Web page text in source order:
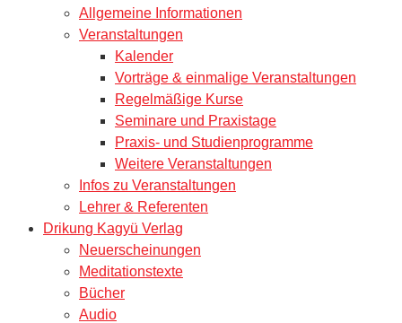
Allgemeine Informationen
Veranstaltungen
Kalender
Vorträge & einmalige Veranstaltungen
Regelmäßige Kurse
Seminare und Praxistage
Praxis- und Studienprogramme
Weitere Veranstaltungen
Infos zu Veranstaltungen
Lehrer & Referenten
Drikung Kagyü Verlag
Neuerscheinungen
Meditationstexte
Bücher
Audio